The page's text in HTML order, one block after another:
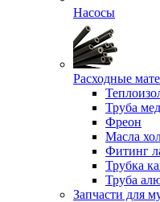
Насосы
Расходные
Труба
Фреон
Масла
Фитинг
Трубка
Труба
Запчасти для